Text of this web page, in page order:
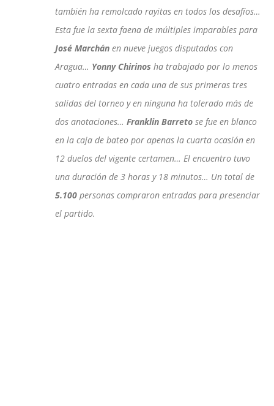
también ha remolcado rayitas en todos los desafíos…
Esta fue la sexta faena de múltiples imparables para
José Marchán en nueve juegos disputados con
Aragua… Yonny Chirinos ha trabajado por lo menos
cuatro entradas en cada una de sus primeras tres
salidas del torneo y en ninguna ha tolerado más de
dos anotaciones… Franklin Barreto se fue en blanco
en la caja de bateo por apenas la cuarta ocasión en
12 duelos del vigente certamen… El encuentro tuvo
una duración de 3 horas y 18 minutos… Un total de
5.100 personas compraron entradas para presenciar
el partido.